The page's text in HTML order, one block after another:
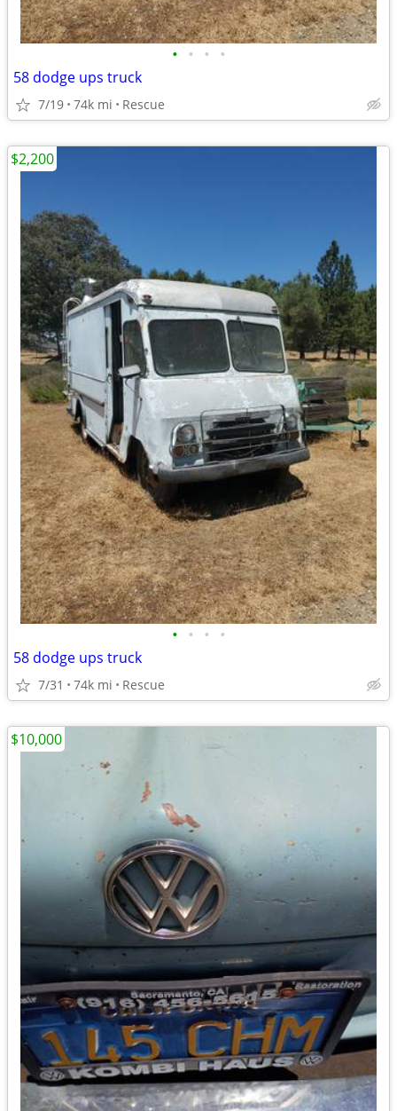
• • • •
58 dodge ups truck
7/19 74k mi Rescue
• • • •
58 dodge ups truck
7/31 74k mi Rescue
$2,200
$10,000